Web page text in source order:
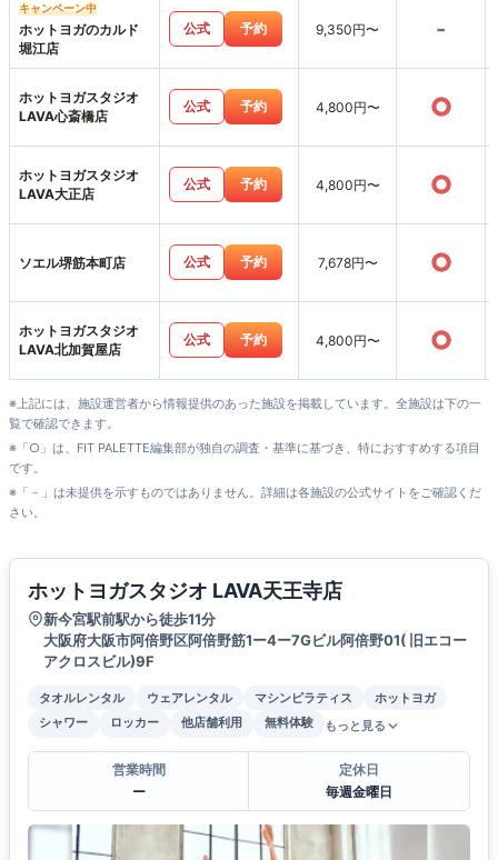
キャンペーン中
ホットヨガのカルド
堀江店
公式 予約 9,350円〜 -
ホットヨガスタジオ
LAVA心斎橋店
公式 予約 4,800円〜 ○
ホットヨガスタジオ
LAVA大正店
公式 予約 4,800円〜 ○
ソエル堺筋本町店 公式 予約 7,678円〜 ○
ホットヨガスタジオ
LAVA北加賀屋店
公式 予約 4,800円〜 ○
※上記には、施設運営者から情報提供のあった施設を掲載しています。全施設は下の一
覧で確認できます。
※「○」は、FIT PALETTE編集部が独自の調査・基準に基づき、特におすすめする項目
です。
※「－」は未提供を示すものではありません。詳細は各施設の公式サイトをご確認くだ
さい。
ホットヨガスタジオ LAVA天王寺店
新今宮駅前駅から徒歩11分
大阪府大阪市阿倍野区阿倍野筋1ー4ー7Gビル阿倍野01( 旧エコー
アクロスビル)9F
タオルレンタル ウェアレンタル マシンピラティス
ホットヨガ
シャワー
ロッカー 他店舗利用 無料体験 もっと見る
営業時間
ー
定休日
毎週金曜日